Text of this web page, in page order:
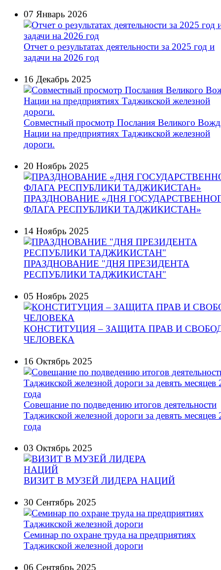
07 Январь 2026
Отчет о результатах деятельности за 2025 год и
задачи на 2026 год
16 Декабрь 2025
Совместный просмотр Послания Великого
Нации на предприятиях Таджикской железной
дороги.
20 Ноябрь 2025
ПРАЗДНОВАНИЕ «ДНЯ
ФЛАГА РЕСПУБЛИКИ ТАДЖИКИСТАН»
14 Ноябрь 2025
ПРАЗДНОВАНИЕ "ДНЯ ПРЕЗИДЕНТА
РЕСПУБЛИКИ ТАДЖИКИСТАН"
05 Ноябрь 2025
КОНСТИТУЦИЯ – ЗАЩИТА ПРАВ И
ЧЕЛОВЕКА
16 Октябрь 2025
Cовещание по подведению итогов деятельности
Таджикской железной дороги за девять месяцев
года
03 Октябрь 2025
ВИЗИТ В МУЗЕЙ ЛИДЕРА НАЦИЙ
30 Сентябрь 2025
Семинар по охране труда на предприятиях
Таджикской железной дороги
06 Сентябрь 2025